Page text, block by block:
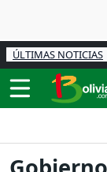
ÚLTIMAS NOTICIAS